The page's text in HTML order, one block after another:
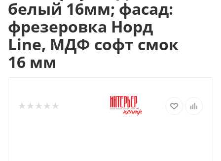
белый 16мм; фасад:
фрезеровка Норд
Line, МДФ софт смок
16 мм